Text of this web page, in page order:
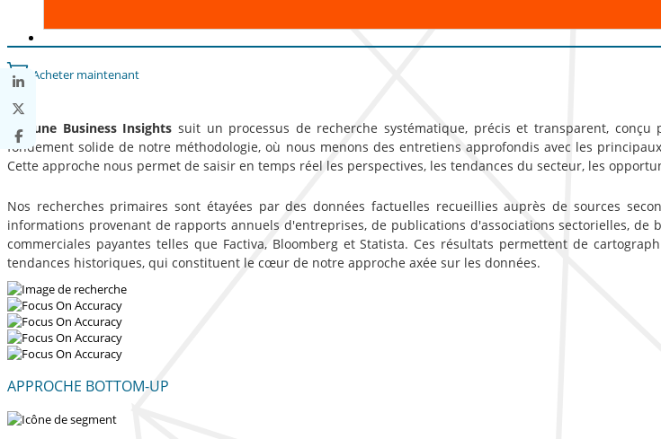
Acheter maintenant
Fortune Business Insights suit un processus de recherche systématique, précis et transparent,
fondement solide de notre méthodologie, où nous menons des entretiens approfondis avec les
Cette approche nous permet de saisir en temps réel les perspectives, les tendances du secteur, les
Nos recherches primaires sont étayées par des données factuelles recueillies auprès de sources
informations provenant de rapports annuels d'entreprises, de publications d'associations sectorielles,
commerciales payantes telles que Factiva, Bloomberg et Statista. Ces résultats permettent de
tendances historiques, qui constituent le cœur de notre approche axée sur les données.
APPROCHE BOTTOM-UP